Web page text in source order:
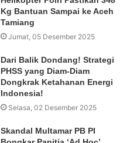
Kg Bantuan Sampai ke Aceh
Tamiang
Jumat, 05 Desember 2025
Dari Balik Dondang! Strategi
PHSS yang Diam-Diam
Dongkrak Ketahanan Energi
Indonesia!
Selasa, 02 Desember 2025
Skandal Multamar PB PI